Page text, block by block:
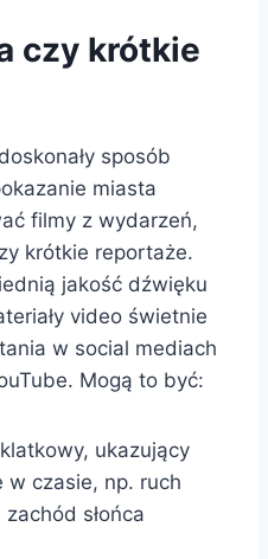
czy krótkie
sposób
miasta
filmy z wydarzeń,
krótkie reportaże.
jakość dźwięku
video świetnie
w social mediach
Mogą to być:
ukazujący
w czasie, np. ruch
słońca